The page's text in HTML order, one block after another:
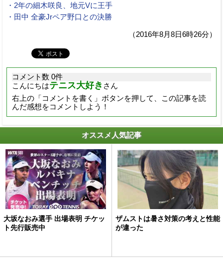
・2年の細木咲良、地元Vに王手
・田中 全豪Jrペア野口との決勝
（2016年8月8日6時26分）
コメント数 0件
こんにちはテニス大好き さん
右上の「コメントを書く」ボタンを押して、この記事を読
んだ感想をコメントしよう！
オススメ人気記事
大坂なおみ選手 出場表明 チケッ
ト先行販売中
ザムストは暑さ対策の考えと性能
が違った